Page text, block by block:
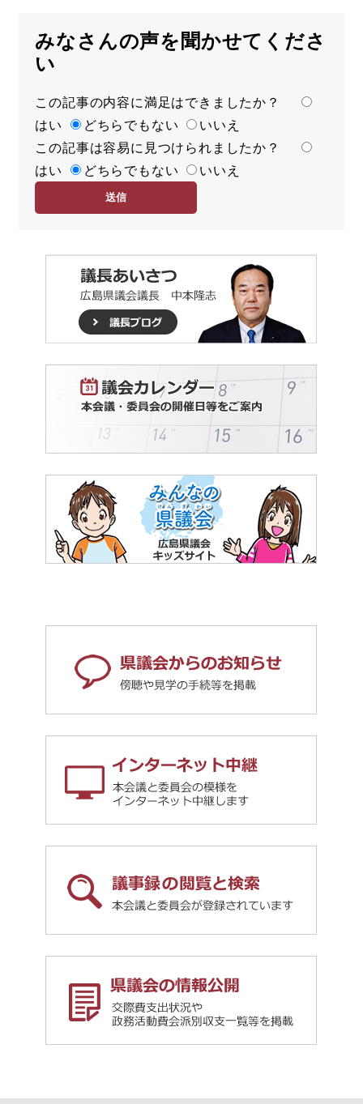
みなさんの声を聞かせてくださ
い
満
足
度
この記事の内容に満足はできましたか？
はい
どちらでもない
いいえ
容
易
この記事は容易に見つけられましたか？
はい
どちらでもない いいえ